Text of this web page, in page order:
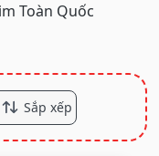
Toàn Quốc
Sắp xếp